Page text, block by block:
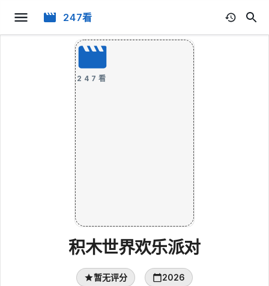
247看
247看
积木世界欢乐派对
暂无评分 2026